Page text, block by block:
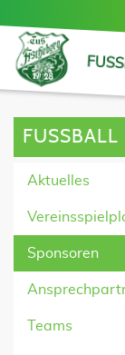
FUSSBALL
Aktuelles
Sponsoren
Teams